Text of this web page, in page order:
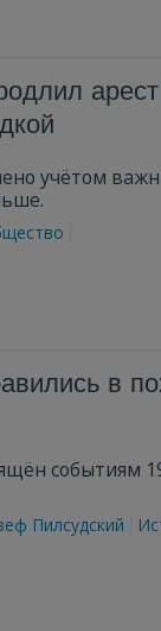
учётом
в
событиям
Пилсудский